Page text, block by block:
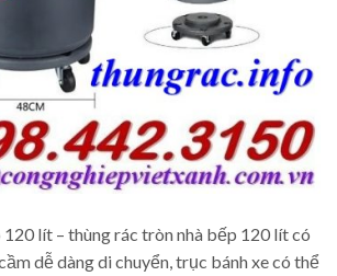
120 lít – thùng rác tròn nhà bếp 120 lít có
dễ dàng di chuyển, trục bánh xe có thể